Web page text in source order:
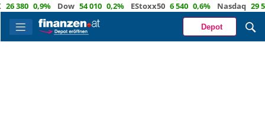
0,9% Dow 54 010 0,2% EStoxx50 6 540 0,6% Nasdaq 29 554
Depot